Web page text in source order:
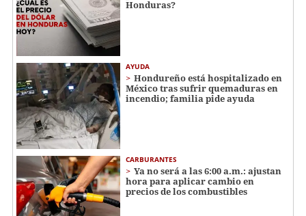
Honduras?
AYUDA
Hondureño está hospitalizado en
México tras sufrir quemaduras en
incendio; familia pide ayuda
CARBURANTES
Ya no será a las 6:00 a.m.: ajustan
hora para aplicar cambio en
precios de los combustibles